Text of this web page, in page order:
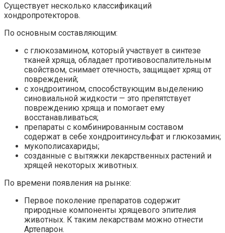
Существует несколько классификаций
хондропротекторов.
По основным составляющим:
с глюкозамином, который участвует в синтезе
тканей хряща, обладает противовоспалительным
свойством, снимает отечность, защищает хрящ от
повреждений;
с хондроитином, способствующим выделению
синовиальной жидкости — это препятствует
повреждению хряща и помогает ему
восстанавливаться;
препараты с комбинированным составом
содержат в себе хoндpoитинcyльфaт и глюкозамин;
мукополисахариды;
созданные с вытяжки лекарственных растений и
хрящей некоторых животных.
По времени появления на рынке:
Первое поколение препаратов содержит
природные компоненты хрящевого эпителия
животных. К таким лекарствам можно отнести
Артепарон.